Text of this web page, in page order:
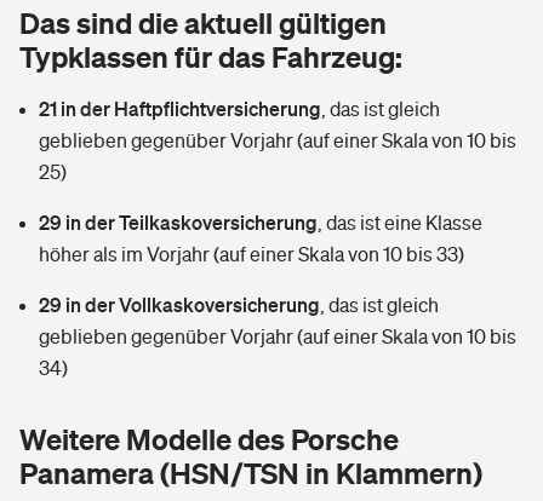
Rentenrechner: Wie viel Geld bekomme ich im Alter?
Wer versichert was: Jetzt Versicherer finden
Sie haben Fragen?
Vermieterrrechtsschutz
Mietkautionsversicherung
Restkreditversicherung
Zur Übersicht
Tools
Wer versichert was: Jetzt Versicherer finden
Kinderunfall­ver­si­che­rung
Reiseversicherung
Handyversicherung
Musikinstrumentenversicherung
Tierkrankenversicherung
Zur Übersicht
Sie haben Fragen?
Das sind die aktuell gültigen
Typklassen für das Fahrzeug:
21 in der Haftpflichtversicherung das ist gleich
geblieben gegenüber Vorjahr (auf einer Skala von 10 bis
25)
29 in der Teilkaskoversicherung das ist eine Klasse
höher als im Vorjahr (auf einer Skala von 10 bis 33)
29 in der Vollkaskoversicherung das ist gleich
geblieben gegenüber Vorjahr (auf einer Skala von 10 bis
34)
Weitere Modelle des Porsche
Panamera (HSN/TSN in Klammern)